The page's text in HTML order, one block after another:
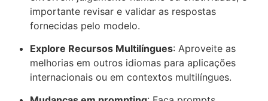
importante revisar e validar as respostas
fornecidas pelo modelo.
Explore Recursos Multilíngues: Aproveite as
melhorias em outros idiomas para aplicações
internacionais ou em contextos multilíngues.